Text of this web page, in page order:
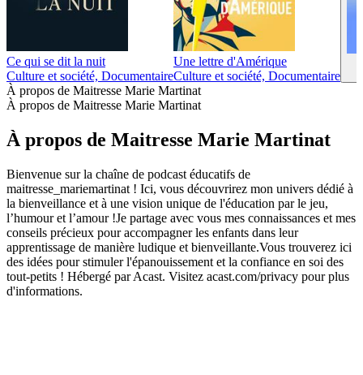
Ce qui se dit la nuit
Culture et société, Documentaire
Une lettre d'Amérique
Culture et société, Documentaire
À propos de Maitresse Marie Martinat
À propos de Maitresse Marie Martinat
À propos de Maitresse Marie Martinat
Bienvenue sur la chaîne de podcast éducatifs de
maitresse_mariemartinat ! Ici, vous découvrirez mon univers dédié à
la bienveillance et à une vision unique de l'éducation par le jeu,
l’humour et l’amour !Je partage avec vous mes connaissances et mes
conseils précieux pour accompagner les enfants dans leur
apprentissage de manière ludique et bienveillante.Vous trouverez ici
des idées pour stimuler l'épanouissement et la confiance en soi des
tout-petits ! Hébergé par Acast. Visitez acast.com/privacy pour plus
d'informations.